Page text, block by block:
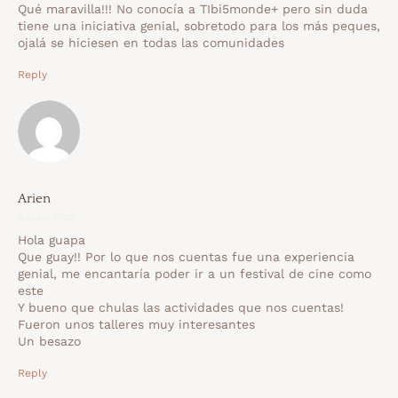
Qué maravilla!!! No conocía a TIbi5monde+ pero sin duda
tiene una iniciativa genial, sobretodo para los más peques,
ojalá se hiciesen en todas las comunidades
Reply
Arien
Hola guapa
Que guay!! Por lo que nos cuentas fue una experiencia
genial, me encantaría poder ir a un festival de cine como
este
Y bueno que chulas las actividades que nos cuentas!
Fueron unos talleres muy interesantes
Un besazo
Reply